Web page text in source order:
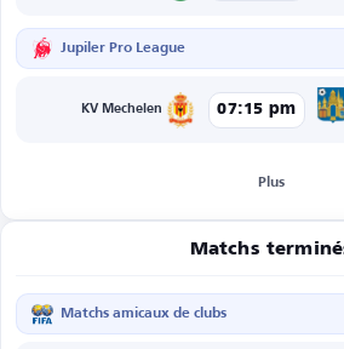
Jupiler Pro League
KV Mechelen 07:15 pm
Plus
Matchs
Matchs amicaux de clubs